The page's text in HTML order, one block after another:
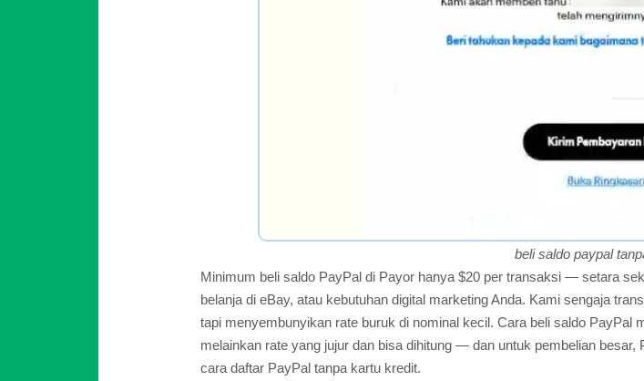
beli saldo paypal
Minimum beli saldo PayPal di Payor hanya $20 per transaksi — setara
belanja di eBay, atau kebutuhan digital marketing Anda. Kami sengaja
tapi menyembunyikan rate buruk di nominal kecil. Cara beli saldo PayPal
melainkan rate yang jujur dan bisa dihitung — dan untuk pembelian
cara daftar PayPal tanpa kartu kredit.